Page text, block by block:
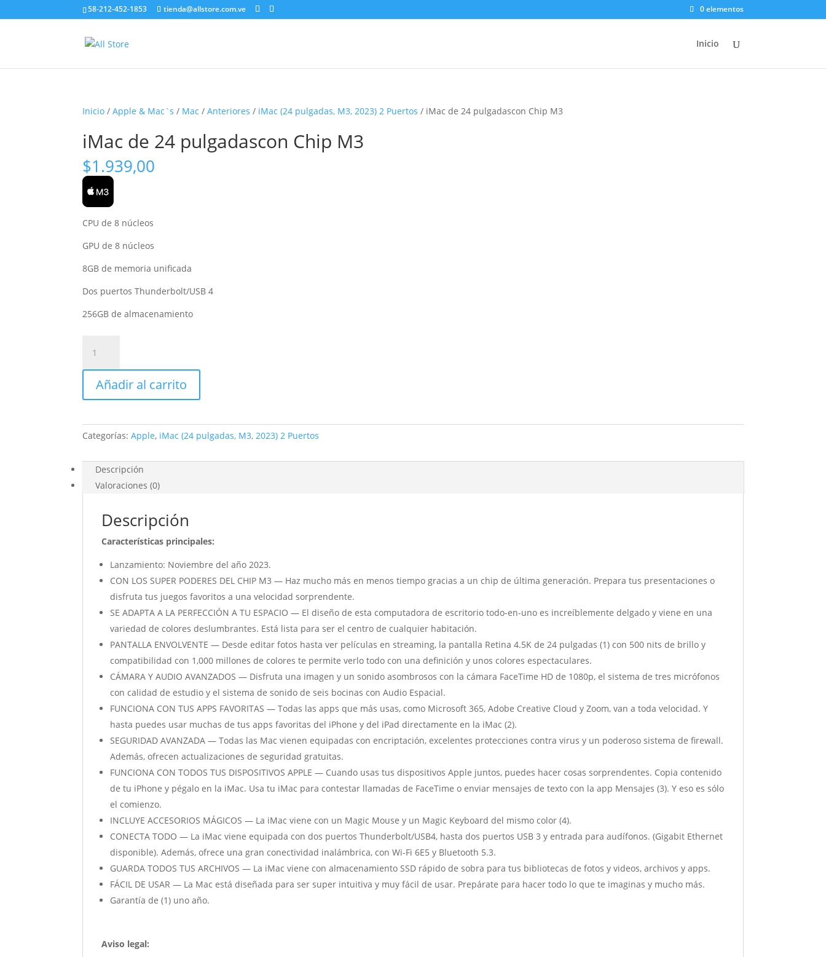
58-212-452-1853 tienda@allstore.com.ve 0 elementos
Inicio
Inicio /Apple & Mac`s / Mac /Anteriores / iMac (24 pulgadas, M3, 2023) 2 Puertos / iMac de 24 pulgadascon Chip M3
iMac de 24 pulgadascon Chip M3
$1.939,00
CPU de 8 núcleos
GPU de 8 núcleos
8GB de memoria unificada
Dos puertos Thunderbolt/USB 4
256GB de almacenamiento
24
pulgadascon
Chip
cantidad
Añadir al carrito
Categorías:Apple, iMac (24 pulgadas, M3, 2023) 2 Puertos
Descripción
Valoraciones (0)
Descripción
Características principales:
Lanzamiento: Noviembre del año 2023.
CON LOS SUPER PODERES DEL CHIP M3 — Haz mucho más en menos tiempo gracias a un chip de última generación. Prepara tus presentaciones o
disfruta tus juegos favoritos a una velocidad sorprendente.
SE ADAPTA A LA PERFECCIÓN A TU ESPACIO — El diseño de esta computadora de escritorio todo-en-uno es increíblemente delgado y viene en una
variedad de colores deslumbrantes. Está lista para ser el centro de cualquier habitación.
PANTALLA ENVOLVENTE — Desde editar fotos hasta ver películas en streaming, la pantalla Retina 4.5K de 24 pulgadas (1) con 500 nits de brillo y
compatibilidad con 1,000 millones de colores te permite verlo todo con una definición y unos colores espectaculares.
CÁMARA Y AUDIO AVANZADOS — Disfruta una imagen y un sonido asombrosos con la cámara FaceTime HD de 1080p, el sistema de tres micrófonos
con calidad de estudio y el sistema de sonido de seis bocinas con Audio Espacial.
FUNCIONA CON TUS APPS FAVORITAS — Todas las apps que más usas, como Microsoft 365, Adobe Creative Cloud y Zoom, van a toda velocidad. Y
hasta puedes usar muchas de tus apps favoritas del iPhone y del iPad directamente en la iMac (2).
SEGURIDAD AVANZADA — Todas las Mac vienen equipadas con encriptación, excelentes protecciones contra virus y un poderoso sistema de firewall.
Además, ofrecen actualizaciones de seguridad gratuitas.
FUNCIONA CON TODOS TUS DISPOSITIVOS APPLE — Cuando usas tus dispositivos Apple juntos, puedes hacer cosas sorprendentes. Copia contenido
de tu iPhone y pégalo en la iMac. Usa tu iMac para contestar llamadas de FaceTime o enviar mensajes de texto con la app Mensajes (3). Y eso es sólo
el comienzo.
INCLUYE ACCESORIOS MÁGICOS — La iMac viene con un Magic Mouse y un Magic Keyboard del mismo color (4).
CONECTA TODO — La iMac viene equipada con dos puertos Thunderbolt/USB4, hasta dos puertos USB 3 y entrada para audífonos. (Gigabit Ethernet
disponible). Además, ofrece una gran conectividad inalámbrica, con Wi-Fi 6E5 y Bluetooth 5.3.
GUARDA TODOS TUS ARCHIVOS — La iMac viene con almacenamiento SSD rápido de sobra para tus bibliotecas de fotos y videos, archivos y apps.
FÁCIL DE USAR — La Mac está diseñada para ser super intuitiva y muy fácil de usar. Prepárate para hacer todo lo que te imaginas y mucho más.
Garantía de (1) uno año.
Aviso legal: